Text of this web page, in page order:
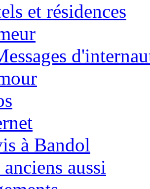
et résidences
à Bandol
aussi